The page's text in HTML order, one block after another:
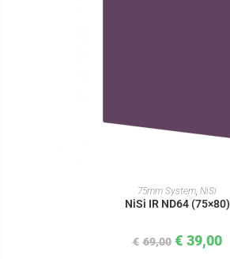
IN DEN WARENKORB
75mm System, NiSi
NiSi IR ND64 (75×80)
€ 69,00 € 39,00